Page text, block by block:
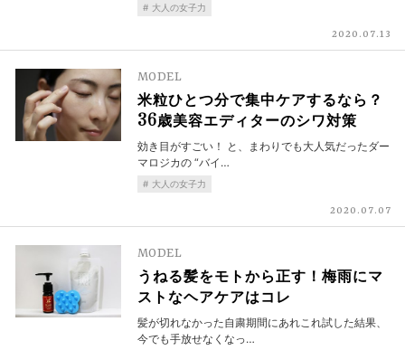
大人の女子力
2020.07.13
MODEL
米粒ひとつ分で集中ケアするなら？
36歳美容エディターのシワ対策
効き目がすごい！ と、まわりでも大人気だったダー
マロジカの “バイ…
大人の女子力
2020.07.07
MODEL
うねる髪をモトから正す！梅雨にマ
ストなヘアケアはコレ
髪が切れなかった自粛期間にあれこれ試した結果、
今でも手放せなくなっ…